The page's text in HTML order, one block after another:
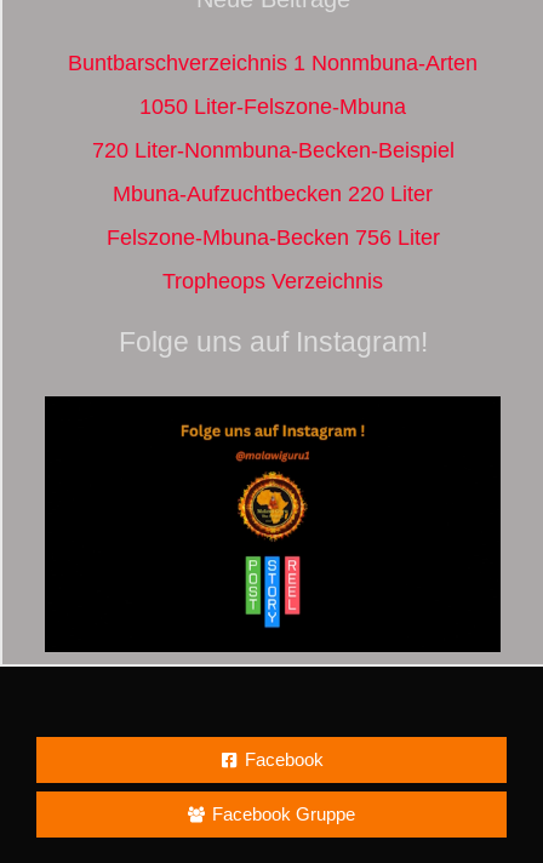
Buntbarschverzeichnis 1 Nonmbuna-Arten
1050 Liter-Felszone-Mbuna
720 Liter-Nonmbuna-Becken-Beispiel
Mbuna-Aufzuchtbecken 220 Liter
Felszone-Mbuna-Becken 756 Liter
Tropheops Verzeichnis
Folge uns auf Instagram!
Facebook
Facebook Gruppe